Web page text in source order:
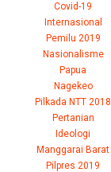
Covid-19
Internasional
Pemilu 2019
Nasionalisme
Papua
Nagekeo
Pilkada NTT 2018
Pertanian
Ideologi
Manggarai Barat
Pilpres 2019